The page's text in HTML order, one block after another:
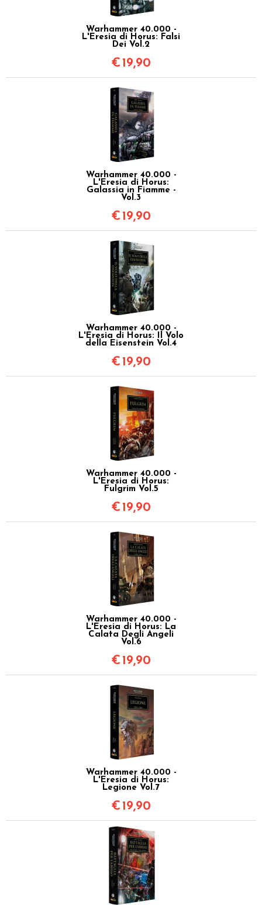
Warhammer 40.000 -
L'Eresia di Horus: Falsi
Dei Vol.2
€ 19,90
Warhammer 40.000 -
L'Eresia di Horus:
Galassia in Fiamme -
Vol.3
€ 19,90
Warhammer 40.000 -
L'Eresia di Horus: Il Volo
della Eisenstein Vol.4
€ 19,90
Warhammer 40.000 -
L'Eresia di Horus:
Fulgrim Vol.5
€ 19,90
Warhammer 40.000 -
L'Eresia di Horus: La
Calata Degli Angeli
Vol.6
€ 19,90
Warhammer 40.000 -
L'Eresia di Horus:
Legione Vol.7
€ 19,90